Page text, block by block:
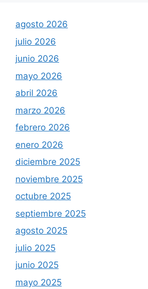
agosto 2026
julio 2026
junio 2026
mayo 2026
abril 2026
marzo 2026
febrero 2026
enero 2026
diciembre 2025
noviembre 2025
octubre 2025
septiembre 2025
agosto 2025
julio 2025
junio 2025
mayo 2025